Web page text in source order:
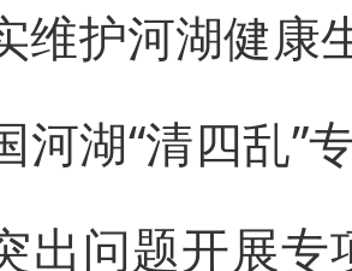
维护河湖健康
河湖“清四乱”
出问题开展